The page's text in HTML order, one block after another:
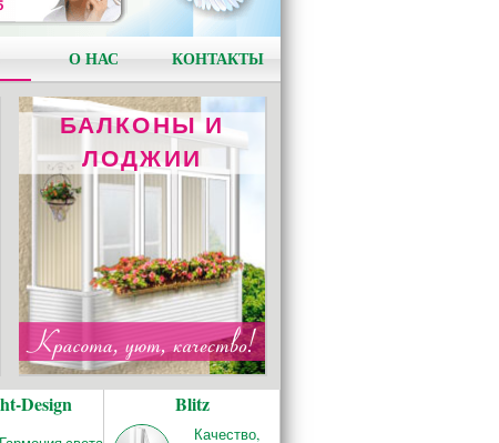
О НАС КОНТАКТЫ
БАЛКОНЫ И
ЛОДЖИИ
Design Blitz
Качество,